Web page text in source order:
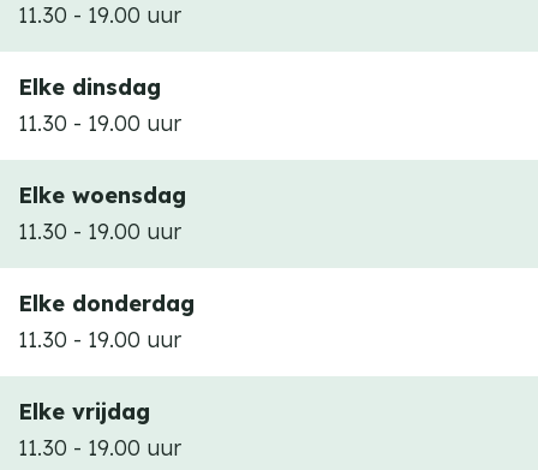
11.30 - 19.00 uur
Elke dinsdag
11.30 - 19.00 uur
Elke woensdag
11.30 - 19.00 uur
Elke donderdag
11.30 - 19.00 uur
Elke vrijdag
11.30 - 19.00 uur